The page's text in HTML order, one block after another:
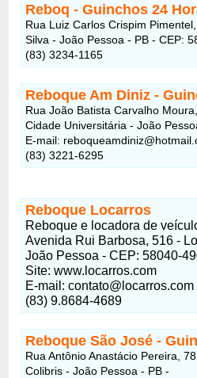
Reboq- Guinchos 24
Rua Luiz Carlos Crispim
Silva - João Pessoa - PB - CEP:
(83) 3234-1165
Reboque Am Diniz-
Rua João Batista Carvalho
Cidade Universitária - João
E-mail:
(83) 3221-6295
Reboque Locarros
Reboque e locadora de
Avenida Rui Barbosa, 516 -
João Pessoa - CEP: 58040-
Site: www.locarros.com
E-mail: contato@locarros.com
(83) 9.8684-4689
Reboque São José-
Rua Antônio Anastácio Pereira,
Colibris - João Pessoa - PB -